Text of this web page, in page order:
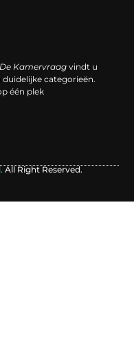
De Kamervraag vindt u
categorieën.
één plek
All Right Reserved.